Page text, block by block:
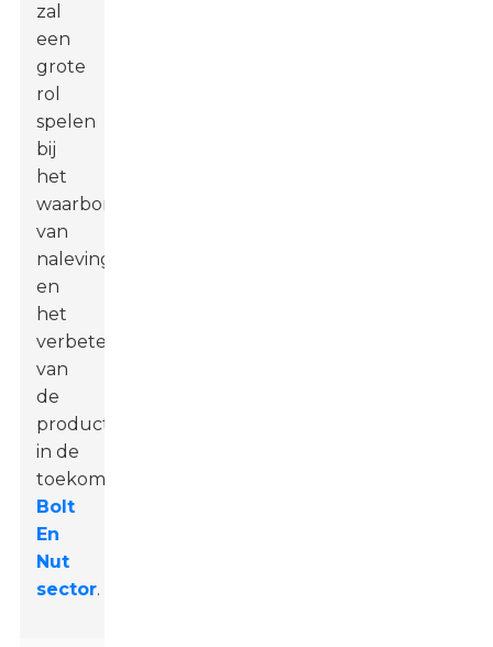
zal
een
grote
rol
spelen
bij
het
waarborgen
van
naleving
en
het
verbeteren
van
de
productkwaliteit
in de
toekomst.
Bolt
En
Nut
sector.